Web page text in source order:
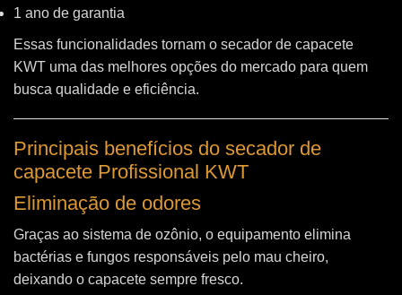
1 ano de garantia
Essas funcionalidades tornam o secador de capacete
KWT uma das melhores opções do mercado para quem
busca qualidade e eficiência.
Principais benefícios do secador de
capacete Profissional KWT
Eliminação de odores
Graças ao sistema de ozônio, o equipamento elimina
bactérias e fungos responsáveis pelo mau cheiro,
deixando o capacete sempre fresco.